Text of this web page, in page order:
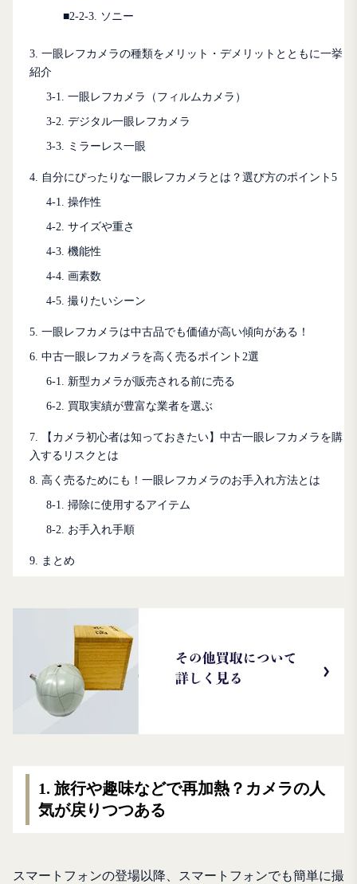
■2-2-3. ソニー
3. 一眼レフカメラの種類をメリット・デメリットとともに一挙
紹介
3-1. 一眼レフカメラ（フィルムカメラ）
3-2. デジタル一眼レフカメラ
3-3. ミラーレス一眼
4. 自分にぴったりな一眼レフカメラとは？選び方のポイント5
4-1. 操作性
4-2. サイズや重さ
4-3. 機能性
4-4. 画素数
4-5. 撮りたいシーン
5. 一眼レフカメラは中古品でも価値が高い傾向がある！
6. 中古一眼レフカメラを高く売るポイント2選
6-1. 新型カメラが販売される前に売る
6-2. 買取実績が豊富な業者を選ぶ
7. 【カメラ初心者は知っておきたい】中古一眼レフカメラを購
入するリスクとは
8. 高く売るためにも！一眼レフカメラのお手入れ方法とは
8-1. 掃除に使用するアイテム
8-2. お手入れ手順
9. まとめ
1. 旅行や趣味などで再加熱？カメラの人
気が戻りつつある
スマートフォンの登場以降、スマートフォンでも簡単に撮